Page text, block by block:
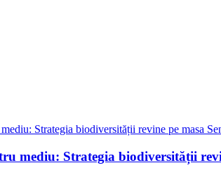
mediu: Strategia biodiversității